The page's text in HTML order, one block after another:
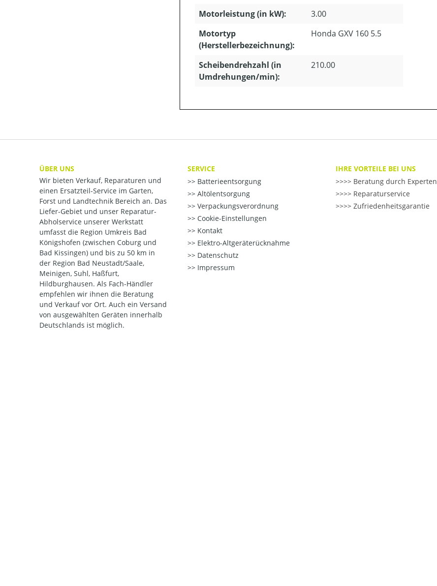
Motorleistung (in kW):
3.00
Motortyp
(Herstellerbezeichnung):
Honda GXV 160 5.5
Scheibendrehzahl (in
Umdrehungen/min):
210.00
ÜBER UNS
Wir bieten Verkauf, Reparaturen und
einen Ersatzteil-Service im Garten,
Forst und Landtechnik Bereich an. Das
Liefer-Gebiet und unser Reparatur-
Abholservice unserer Werkstatt
umfasst die Region Umkreis Bad
Königshofen (zwischen Coburg und
Bad Kissingen) und bis zu 50 km in
der Region Bad Neustadt/Saale,
Meinigen, Suhl, Haßfurt,
Hildburghausen. Als Fach-Händler
empfehlen wir ihnen die Beratung
und Verkauf vor Ort. Auch ein Versand
von ausgewählten Geräten innerhalb
Deutschlands ist möglich.
SERVICE
Batterieentsorgung
Altölentsorgung
Verpackungsverordnung
Cookie-Einstellungen
Kontakt
Elektro-Altgeräterücknahme
Datenschutz
Impressum
IHRE VORTEILE BEI UNS
>> Beratung durch Experten
>> Reparaturservice
>> Zufriedenheitsgarantie